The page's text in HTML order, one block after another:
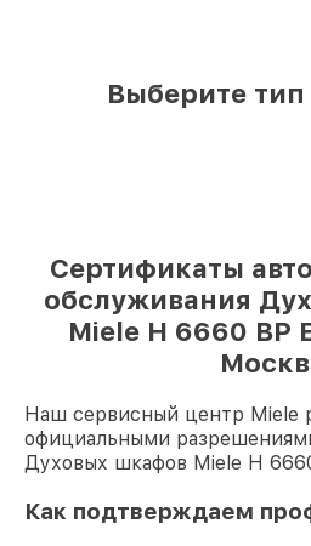
Выберите
Сертификаты
обслуживания
Miele H 6660 BP
Наш сервисный центр Miele
официальными
Духовых шкафов Miele H
Как подтверждаем